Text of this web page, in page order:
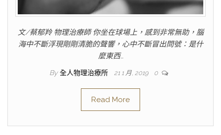
文/蔡郁羚 物理治療師 你坐在球場上，感到非常無助，腦
海中不斷浮現剛剛清脆的聲響，心中不斷冒出問號：是什
麼東西…
By 全人物理治療所 21 1 月, 2019 0
Read More